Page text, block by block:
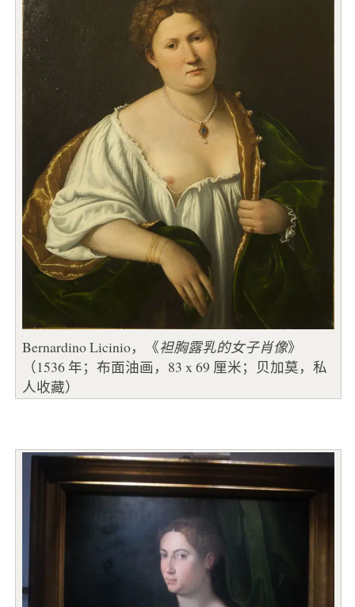
Bernardino Licinio，《袒胸露乳的女子肖像》
（1536 年；布面油画，83 x 69 厘米；贝加莫，私
人收藏）